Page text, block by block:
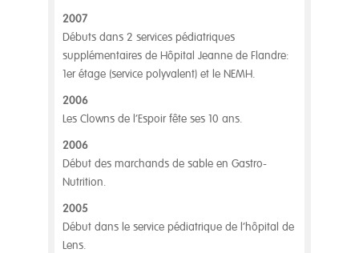
2007
Débuts dans 2 services pédiatriques
supplémentaires de Hôpital Jeanne de Flandre:
1er étage (service polyvalent) et le NEMH.
2006
Les Clowns de l’Espoir fête ses 10 ans.
2006
Début des marchands de sable en Gastro-
Nutrition.
2005
Début dans le service pédiatrique de l’hôpital de
Lens.